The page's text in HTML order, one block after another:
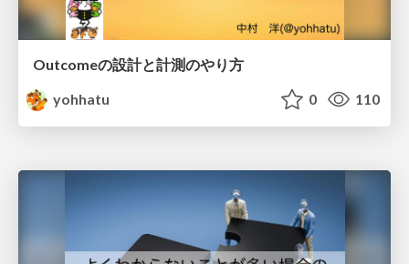
Outcomeの設計と計測のやり方
yohhatu
0 110